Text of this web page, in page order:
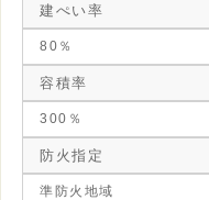
建ぺい率
80％
容積率
300％
防火指定
準防火地域